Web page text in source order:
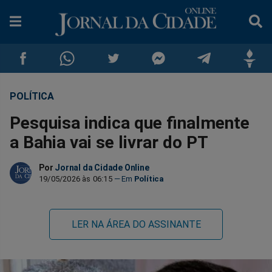
Compartilhar
no
Facebook
Compartilhar
no
Whatsapp
no
Twitter
no
Messenger
no
no
POLÍTICA
Pesquisa indica que finalmente
a Bahia vai se livrar do PT
Por Jornal da Cidade Online
19/05/2026 às 06:15 Política
LER NA ÁREA DO ASSINANTE